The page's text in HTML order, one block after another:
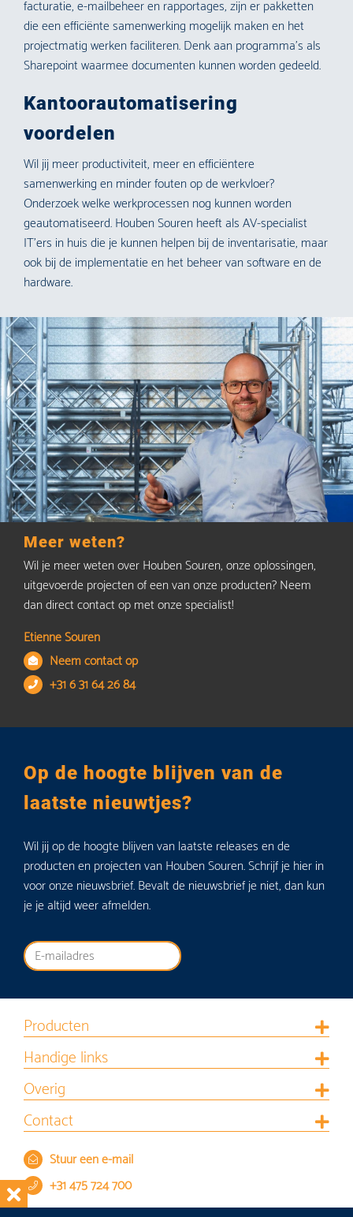
facturatie, e-mailbeheer en rapportages, zijn er pakketten
die een efficiënte samenwerking mogelijk maken en het
projectmatig werken faciliteren. Denk aan programma’s als
Sharepoint waarmee documenten kunnen worden gedeeld.
Kantoorautomatisering
voordelen
Wil jij meer productiviteit, meer en efficiëntere
samenwerking en minder fouten op de werkvloer?
Onderzoek welke werkprocessen nog kunnen worden
geautomatiseerd. Houben Souren heeft als AV-specialist
IT’ers in huis die je kunnen helpen bij de inventarisatie, maar
ook bij de implementatie en het beheer van software en de
hardware.
Meer weten?
Wil je meer weten over Houben Souren, onze oplossingen,
uitgevoerde projecten of een van onze producten? Neem
dan direct contact op met onze specialist!
Etienne Souren
Neem contact op
+31 6 31 64 26 84
Op de hoogte blijven van de
laatste nieuwtjes?
Wil jij op de hoogte blijven van laatste releases en de
producten en projecten van Houben Souren. Schrijf je hier in
voor onze nieuwsbrief. Bevalt de nieuwsbrief je niet, dan kun
je je altijd weer afmelden.
Producten
Handige links
Overig
Contact
Stuur een e-mail
+31 475 724 700